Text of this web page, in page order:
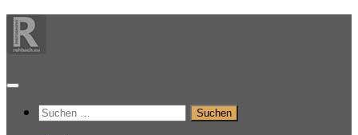
Zum
Inhalt
springen
Suchen